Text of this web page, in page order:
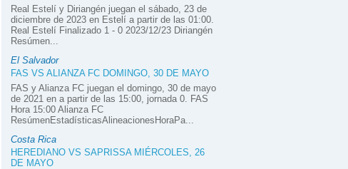
Real Estelí y Diriangén juegan el sábado, 23 de
diciembre de 2023 en Estelí a partir de las 01:00.
Real Estelí Finalizado 1 - 0 2023/12/23 Diriangén
Resúmen...
El Salvador
FAS VS ALIANZA FC DOMINGO, 30 DE MAYO
FAS y Alianza FC juegan el domingo, 30 de mayo
de 2021 en a partir de las 15:00, jornada 0. FAS
Hora 15:00 Alianza FC
ResúmenEstadísticasAlineacionesHoraPa...
Costa Rica
HEREDIANO VS SAPRISSA MIÉRCOLES, 26
DE MAYO